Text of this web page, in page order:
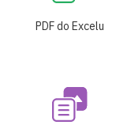
PDF do Excelu